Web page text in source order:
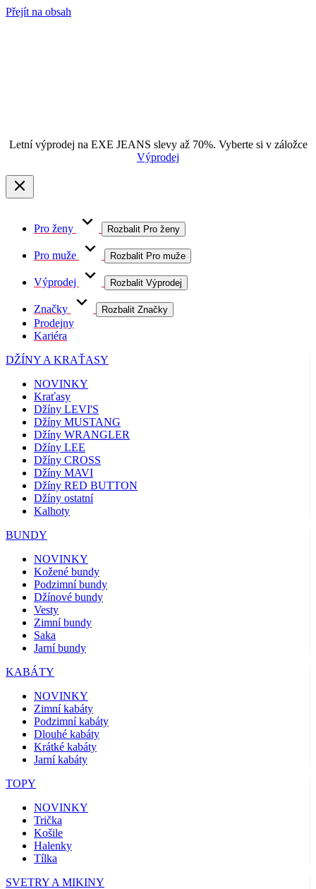
Přejít na obsah
Letní výprodej na EXE JEANS slevy až 70%. Vyberte si v záložce
Výprodej
Pro ženy Rozbalit Pro ženy
Pro muže Rozbalit Pro muže
Výprodej Rozbalit Výprodej
Značky Rozbalit Značky
Prodejny
Kariéra
DŽÍNY A KRAŤASY
NOVINKY
Kraťasy
Džíny LEVI'S
Džíny MUSTANG
Džíny WRANGLER
Džíny LEE
Džíny CROSS
Džíny MAVI
Džíny RED BUTTON
Džíny ostatní
Kalhoty
BUNDY
NOVINKY
Kožené bundy
Podzimní bundy
Džínové bundy
Vesty
Zimní bundy
Saka
Jarní bundy
KABÁTY
NOVINKY
Zimní kabáty
Podzimní kabáty
Dlouhé kabáty
Krátké kabáty
Jarní kabáty
TOPY
NOVINKY
Trička
Košile
Halenky
Tílka
SVETRY A MIKINY